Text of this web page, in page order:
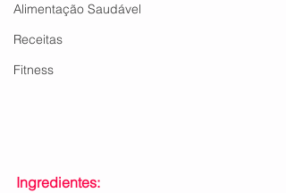
Alimentação Saudável
Receitas
Fitness
Ingredientes: